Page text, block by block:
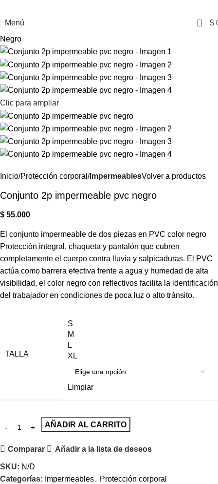
Menú 0 $
Negro
Clic para ampliar
Inicio Protección corporal ImpermeablesVolver a productos
Conjunto 2p impermeable pvc negro
$ 55.000
El conjunto impermeable de dos piezas en PVC color negro
Protección integral, chaqueta y pantalón que cubren
completamente el cuerpo contra lluvia y salpicaduras. El PVC
actúa como barrera efectiva frente a agua y humedad de alta
visibilidad, el color negro con reflectivos facilita la identificación
del trabajador en condiciones de poca luz o alto tránsito.
TALLA
S
M
L
XL
Limpiar
AÑADIR AL CARRITO
Comparar Añadir a la lista de deseos
SKU: N/D
Categorías: Impermeables, Protección corporal